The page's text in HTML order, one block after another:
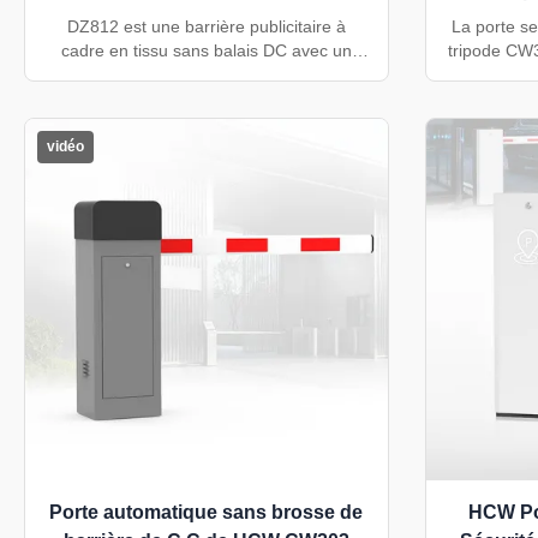
DZ812 est une barrière publicitaire à
cadre en tissu sans balais DC avec un
mm, des zones d'affichage publicitaire
remplaçables, un rebond d'obstacle
réglable et un levage de bras de mise hors
La porte
tripode
Il prend en
QR,
usines,
vidéo
Porte automatique sans brosse de
HCW